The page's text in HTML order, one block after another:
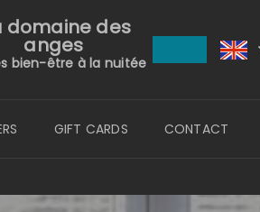
domaine des
anges
bien-être à la nuitée
GIFT CARDS CONTACT